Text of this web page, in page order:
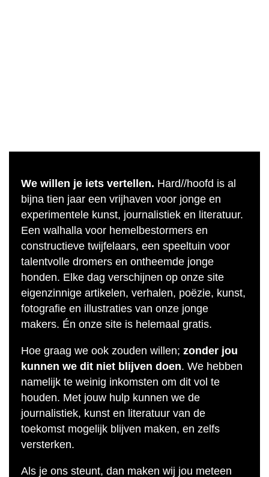
We willen je iets vertellen. Hard//hoofd is al
bijna tien jaar een vrijhaven voor jonge en
experimentele kunst, journalistiek en literatuur.
Een walhalla voor hemelbestormers en
constructieve twijfelaars, een speeltuin voor
talentvolle dromers en ontheemde jonge
honden. Elke dag verschijnen op onze site
eigenzinnige artikelen, verhalen, poëzie, kunst,
fotografie en illustraties van onze jonge
makers. Én onze site is helemaal gratis.
Hoe graag we ook zouden willen; zonder jou
kunnen we dit niet blijven doen. We hebben
namelijk te weinig inkomsten om dit vol te
houden. Met jouw hulp kunnen we de
journalistiek, kunst en literatuur van de
toekomst mogelijk blijven maken, en zelfs
versterken.
Als je ons steunt, dan maken wij jou meteen